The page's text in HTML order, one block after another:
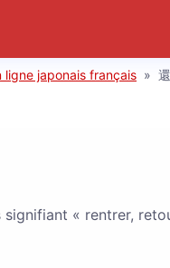
ligne japonais français » 還
« rentrer,